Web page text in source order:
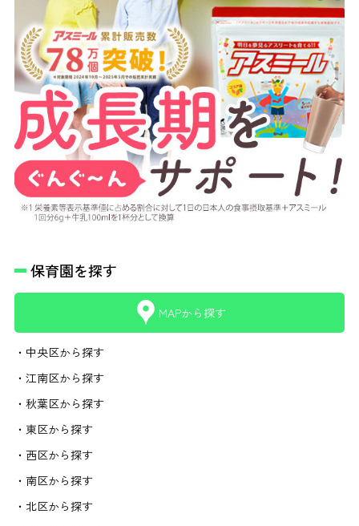
保育園を探す
MAPから探す
・中央区から探す
・江南区から探す
・秋葉区から探す
・東区から探す
・西区から探す
・南区から探す
・北区から探す